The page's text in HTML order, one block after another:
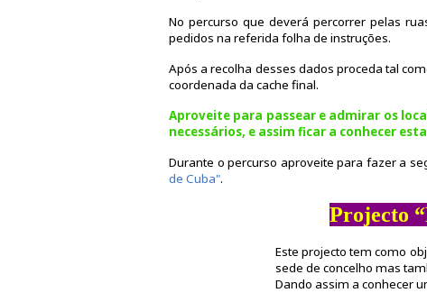
No percurso que deverá percorrer pelas
pedidos na referida folha de instruções.
Após a recolha desses dados proceda tal
coordenada da cache final.
Aproveite para passear e admirar os
necessários, e assim ficar a conhecer
Durante o percurso aproveite para fazer a
de Cuba".
Projecto
Este projecto tem como
sede de concelho mas
Dando assim a conhecer